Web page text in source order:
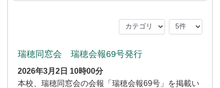
瑞穂同窓会 瑞穂会報69号発行
2026年3月2日 10時00分
本校、瑞穂同窓会の会報「瑞穂会報69号」を掲載い